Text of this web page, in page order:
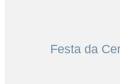
Festa da